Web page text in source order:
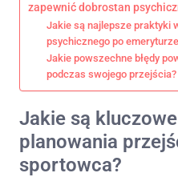
zapewnić dobrostan
Jakie są najlepsze praktyki
psychicznego po
Jakie powszechne błędy
podczas swojego przejścia?
Jakie są
planowania
sportowca?